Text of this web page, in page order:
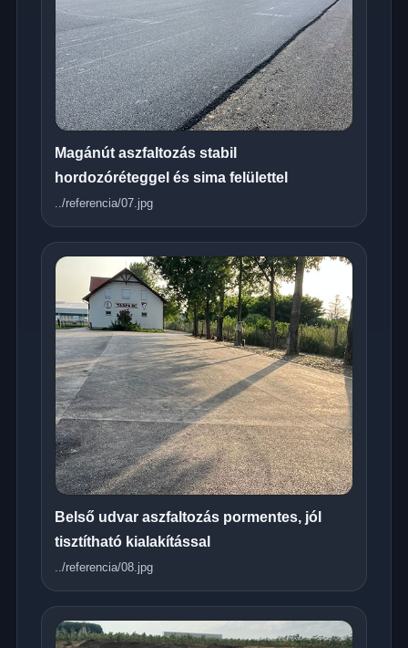
Magánút aszfaltozás stabil
hordozóréteggel és sima felülettel
../referencia/07.jpg
Belső udvar aszfaltozás pormentes, jól
tisztítható kialakítással
../referencia/08.jpg